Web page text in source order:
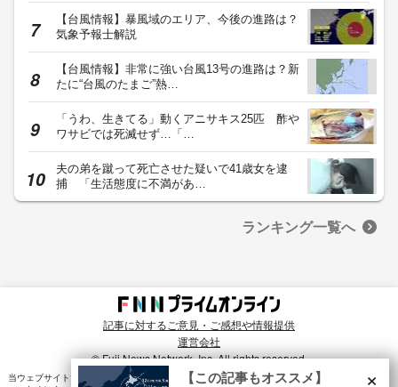
【台風情報】暴風域のエリア、今後の進路は？
気象予報士解説
【台風情報】非常に強い台風13号の進路は？新
たに“台風のたまご”熱…
「うわ、生きてる」動くアニサキス25匹 酢や
ワサビでは死滅せず…「…
夫の弟を蹴って死亡させた疑いで41歳女を逮
捕 「生活態度に不満があ…
ランキング一覧へ
記事に対するご意見・ご感想や情報提供
運営会社
© Fuji News Network, Inc. All rights reserved.
当ウェブサイトでは、ユーザのニーズ・興味・関⼼に合致したコンテンツや広告配信を提供する
×
【この記事もオススメ】